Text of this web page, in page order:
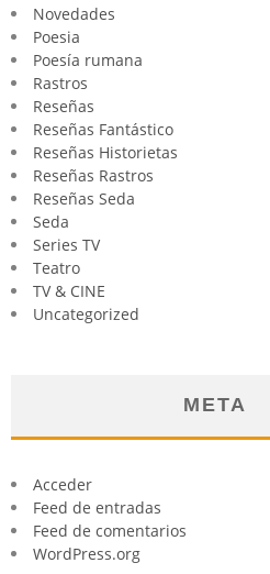
Novedades
Poesia
Poesía rumana
Rastros
Reseñas
Reseñas Fantástico
Reseñas Historietas
Reseñas Rastros
Reseñas Seda
Seda
Series TV
Teatro
TV & CINE
Uncategorized
META
Acceder
Feed de entradas
Feed de comentarios
WordPress.org